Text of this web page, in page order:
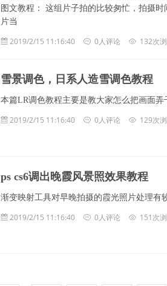
图文教程： 这组片子拍的比较匆忙，拍摄
片当
2019/2/15 11:16:40 0人评论 132次
雪景调色，日系人造雪调色教程
本篇LR调色教程主要是教大家怎么把画面弄
2019/2/15 11:16:40 0人评论 129次
ps cs6调出晚霞风景照效果教程
渐变映射工具对早晚拍摄的霞光照片处理有
2019/2/15 11:16:40 0人评论 151次